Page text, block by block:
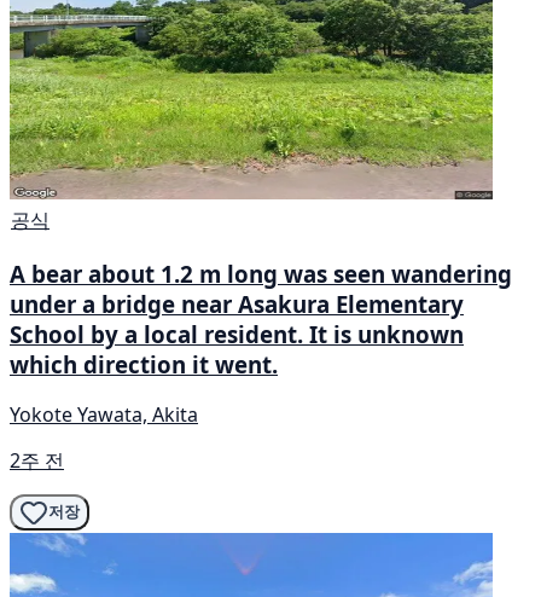
공식
A bear about 1.2 m long was seen wandering
under a bridge near Asakura Elementary
School by a local resident. It is unknown
which direction it went.
Yokote Yawata, Akita
2주 전
저장